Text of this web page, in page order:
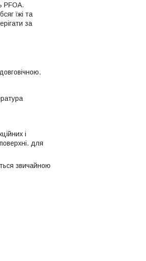
PFOA.
їжі та
за
і
для
звичайною